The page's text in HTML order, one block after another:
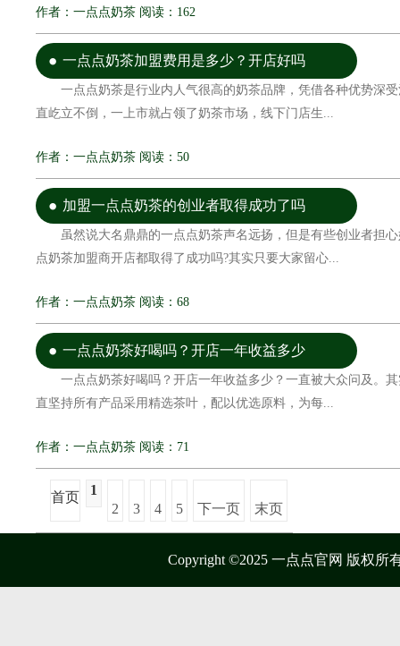
作者：一点点奶茶 阅读：162
一点点奶茶加盟费用是多少？开店好吗
一点点奶茶是行业内人气很高的奶茶品牌，凭借各种优势深
直屹立不倒，一上市就占领了奶茶市场，线下门店生...
作者：一点点奶茶 阅读：50
加盟一点点奶茶的创业者取得成功了吗
虽然说大名鼎鼎的一点点奶茶声名远扬，但是有些创业者担
点奶茶加盟商开店都取得了成功吗?其实只要大家留心...
作者：一点点奶茶 阅读：68
一点点奶茶好喝吗？开店一年收益多少
一点点奶茶好喝吗？开店一年收益多少？一直被大众问及。
直坚持所有产品采用精选茶叶，配以优选原料，为每...
作者：一点点奶茶 阅读：71
首页
1
2
3 4 5 下一页 末页
Copyright ©2025 一点点官网 版权所